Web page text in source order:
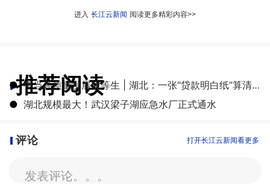
进入 长江云新闻 阅读更多精彩内容>>
推荐阅读
●
争当高质量发展优等生 | 湖北：一张“贷款明白纸”算清融资成本账
● 湖北规模最大！武汉梁子湖应急水厂正式通水
评论 打开长江云新闻看更多
发表评论。。。